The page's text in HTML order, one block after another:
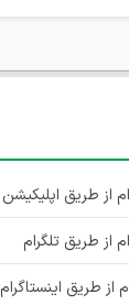
از طریق اپلیکیشن
طریق تلگرام
طریق اینستاگرام